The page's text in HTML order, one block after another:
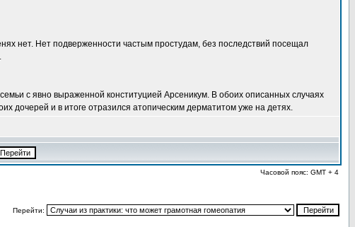
нет. Нет подверженности частым простудам, без последствий посещал
с явно выраженной конституцией Арсеникум. В обоих описанных случаях
дочерей и в итоге отразился атопическим дерматитом уже на детях.
Часовой пояс: GMT + 4
Перейти: